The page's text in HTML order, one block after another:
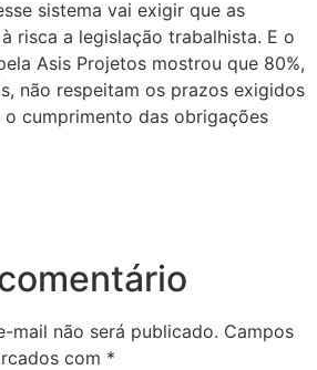
sistema vai exigir que as
risca a legislação trabalhista. E o
Asis Projetos mostrou que 80%,
não respeitam os prazos exigidos
cumprimento das obrigações
mail não será publicado. Campos
com *